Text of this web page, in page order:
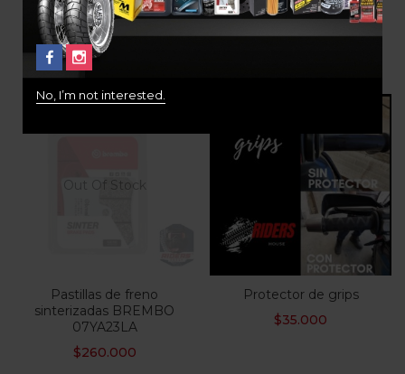
AFAM
$335.000
1000 SINTERIZADAS
BREMBO
Out Of Stock
Pastillas de freno
sinterizadas BREMBO
07YA23LA
$260.000
Protector de grips
$35.000
No, I’m not interested.